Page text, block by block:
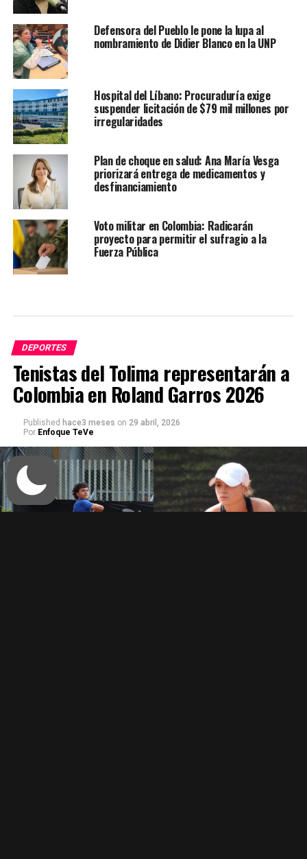
Defensora del Pueblo le pone la lupa al
nombramiento de Didier Blanco en la UNP
Hospital del Líbano: Procuraduría exige
suspender licitación de $79 mil millones por
irregularidades
Plan de choque en salud: Ana María Vesga
priorizará entrega de medicamentos y
desfinanciamiento
Voto militar en Colombia: Radicarán
proyecto para permitir el sufragio a la
Fuerza Pública
DEPORTES
Tenistas del Tolima representarán a
Colombia en Roland Garros 2026
Published hace3 meses on 29 abril, 2026
Por Enfoque TeVe